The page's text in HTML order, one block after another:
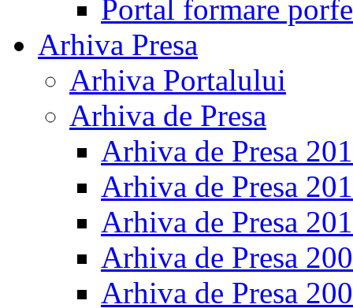
Portal formare
Arhiva Presa
Arhiva Portalului
Arhiva de Presa
Arhiva de Presa
Arhiva de Presa
Arhiva de Presa
Arhiva de Presa
Arhiva de Presa